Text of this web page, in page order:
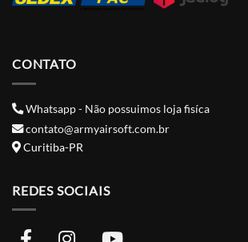
CONTATO
Whatsapp - Não possuimos loja fisíca
contato@armyairsoft.com.br
Curitiba-PR
REDES SOCIAIS